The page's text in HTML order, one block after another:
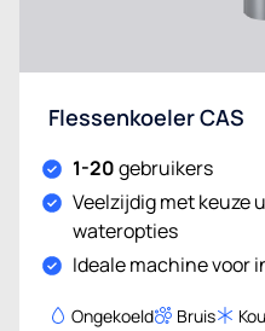
Flessenkoeler CAS
1-20gebruikers
Veelzijdig met keuze
wateropties
Ideale machine voor
Ongekoeld Bruis